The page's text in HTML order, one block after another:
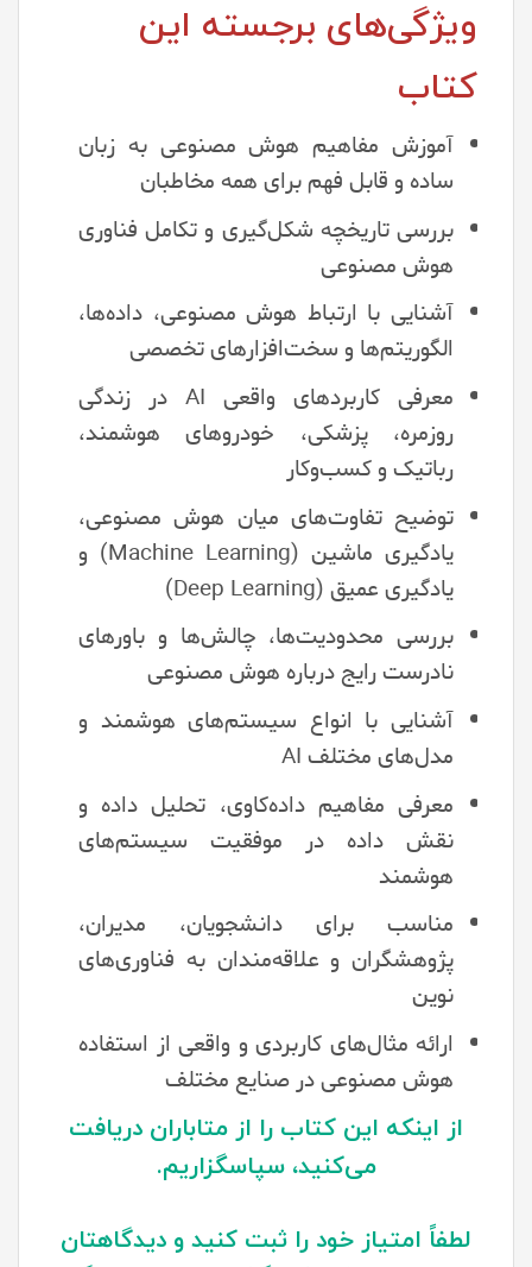
ویژگی‌های برجسته این
کتاب
آموزش مفاهیم هوش مصنوعی به زبان
ساده و قابل فهم برای همه مخاطبان
بررسی تاریخچه شکل‌گیری و تکامل فناوری
هوش مصنوعی
آشنایی با ارتباط هوش مصنوعی، داده‌ها،
الگوریتم‌ها و سخت‌افزارهای تخصصی
معرفی کاربردهای واقعی AI در زندگی
روزمره، پزشکی، خودروهای هوشمند،
رباتیک و کسب‌وکار
توضیح تفاوت‌های میان هوش مصنوعی،
یادگیری ماشین (Machine Learning) و
یادگیری عمیق (Deep Learning)
بررسی محدودیت‌ها، چالش‌ها و باورهای
نادرست رایج درباره هوش مصنوعی
آشنایی با انواع سیستم‌های هوشمند و
مدل‌های مختلف AI
معرفی مفاهیم داده‌کاوی، تحلیل داده و
نقش داده در موفقیت سیستم‌های
هوشمند
مناسب برای دانشجویان، مدیران،
پژوهشگران و علاقه‌مندان به فناوری‌های
نوین
ارائه مثال‌های کاربردی و واقعی از استفاده
هوش مصنوعی در صنایع مختلف
از اینکه این کتاب را از متاباران دریافت
می‌کنید، سپاسگزاریم.
لطفاً امتیاز خود را ثبت کنید و دیدگاهتان